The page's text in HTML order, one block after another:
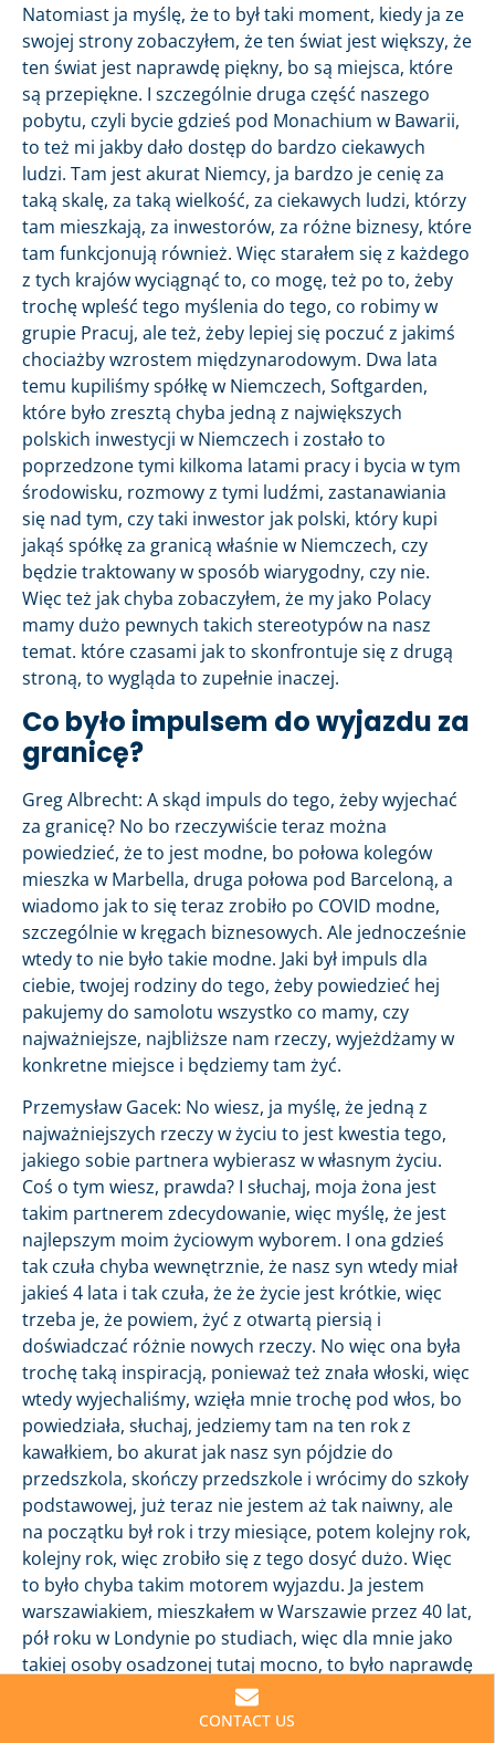
CONTACT US
Natomiast ja myślę, że to był taki moment, kiedy ja ze
swojej strony zobaczyłem, że ten świat jest większy, że
ten świat jest naprawdę piękny, bo są miejsca, które
są przepiękne. I szczególnie druga część naszego
pobytu, czyli bycie gdzieś pod Monachium w Bawarii,
to też mi jakby dało dostęp do bardzo ciekawych
ludzi. Tam jest akurat Niemcy, ja bardzo je cenię za
taką skalę, za taką wielkość, za ciekawych ludzi, którzy
tam mieszkają, za inwestorów, za różne biznesy, które
tam funkcjonują również. Więc starałem się z każdego
z tych krajów wyciągnąć to, co mogę, też po to, żeby
trochę wpleść tego myślenia do tego, co robimy w
grupie Pracuj, ale też, żeby lepiej się poczuć z jakimś
chociażby wzrostem międzynarodowym. Dwa lata
temu kupiliśmy spółkę w Niemczech, Softgarden,
które było zresztą chyba jedną z największych
polskich inwestycji w Niemczech i zostało to
poprzedzone tymi kilkoma latami pracy i bycia w tym
środowisku, rozmowy z tymi ludźmi, zastanawiania
się nad tym, czy taki inwestor jak polski, który kupi
jakąś spółkę za granicą właśnie w Niemczech, czy
będzie traktowany w sposób wiarygodny, czy nie.
Więc też jak chyba zobaczyłem, że my jako Polacy
mamy dużo pewnych takich stereotypów na nasz
temat. które czasami jak to skonfrontuje się z drugą
stroną, to wygląda to zupełnie inaczej.
Co było impulsem do wyjazdu za
granicę?
Greg Albrecht: A skąd impuls do tego, żeby wyjechać
za granicę? No bo rzeczywiście teraz można
powiedzieć, że to jest modne, bo połowa kolegów
mieszka w Marbella, druga połowa pod Barceloną, a
wiadomo jak to się teraz zrobiło po COVID modne,
szczególnie w kręgach biznesowych. Ale jednocześnie
wtedy to nie było takie modne. Jaki był impuls dla
ciebie, twojej rodziny do tego, żeby powiedzieć hej
pakujemy do samolotu wszystko co mamy, czy
najważniejsze, najbliższe nam rzeczy, wyjeżdżamy w
konkretne miejsce i będziemy tam żyć.
Przemysław Gacek: No wiesz, ja myślę, że jedną z
najważniejszych rzeczy w życiu to jest kwestia tego,
jakiego sobie partnera wybierasz w własnym życiu.
Coś o tym wiesz, prawda? I słuchaj, moja żona jest
takim partnerem zdecydowanie, więc myślę, że jest
najlepszym moim życiowym wyborem. I ona gdzieś
tak czuła chyba wewnętrznie, że nasz syn wtedy miał
jakieś 4 lata i tak czuła, że że życie jest krótkie, więc
trzeba je, że powiem, żyć z otwartą piersią i
doświadczać różnie nowych rzeczy. No więc ona była
trochę taką inspiracją, ponieważ też znała włoski, więc
wtedy wyjechaliśmy, wzięła mnie trochę pod włos, bo
powiedziała, słuchaj, jedziemy tam na ten rok z
kawałkiem, bo akurat jak nasz syn pójdzie do
przedszkola, skończy przedszkole i wrócimy do szkoły
podstawowej, już teraz nie jestem aż tak naiwny, ale
na początku był rok i trzy miesiące, potem kolejny rok,
kolejny rok, więc zrobiło się z tego dosyć dużo. Więc
to było chyba takim motorem wyjazdu. Ja jestem
warszawiakiem, mieszkałem w Warszawie przez 40 lat,
pół roku w Londynie po studiach, więc dla mnie jako
takiej osoby osadzonej tutaj mocno, to było naprawdę
wyrwanie mnie z korzeniami i wyciągnięcie za granicę,
które na początku się tego nie docenia, bo też nie